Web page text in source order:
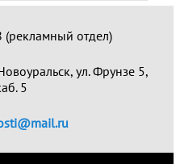
отдел)
ул. Фрунзе 5,
5